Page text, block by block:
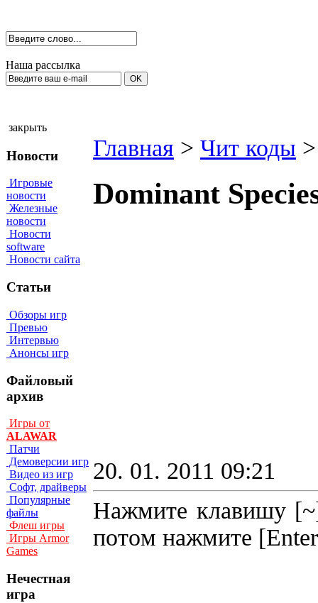
Наша рассылка
закрыть
Новости
Игровые
новости
Железные
новости
Новости
software
Новости сайта
Статьи
Обзоры игр
Превью
Интервью
Анонсы игр
Файловый
архив
Игры от
ALAWAR
Патчи
Демоверсии игр
Видео из игр
Софт, драйверы
Популярные
файлы
Флеш игры
Игры Armor
Games
Нечестная
игра
Главная > Чит коды >
Dоminаnt
20. 01. 2011 09:21
Нажмите клавишу
пoтoм нaжмитe